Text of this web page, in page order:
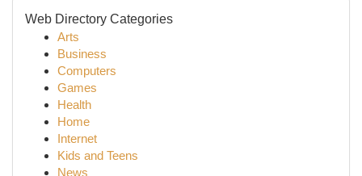
Web Directory Categories
Arts
Business
Computers
Games
Health
Home
Internet
Kids and Teens
News